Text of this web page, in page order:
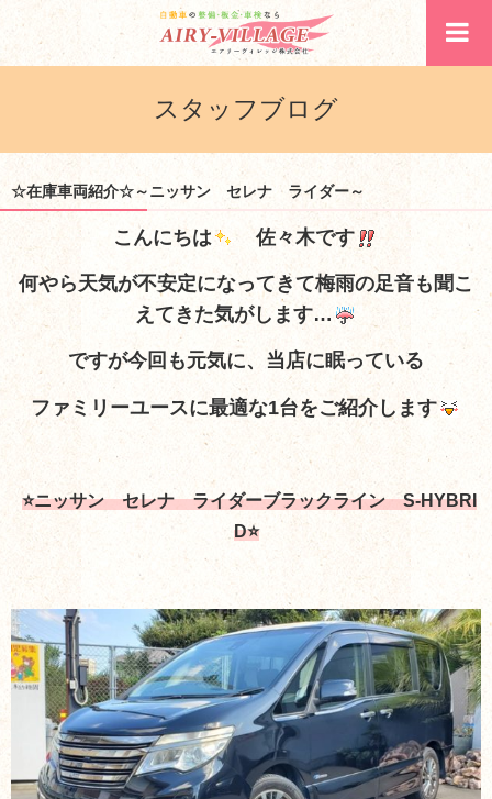
スタッフブログ
☆在庫車両紹介☆～ニッサン セレナ ライダー～
こんにちは 佐々木です
何やら天気が不安定になってきて梅雨の足音も聞こ
えてきた気がします…
ですが今回も元気に、当店に眠っている
ファミリーユースに最適な1台をご紹介します
⭐ニッサン セレナ ライダーブラックライン S-HYBRI
D⭐